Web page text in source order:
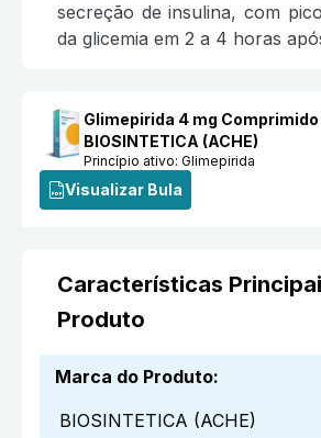
secreção de insulina, com
da glicemia em 2 a 4 horas
Glimepirida 4 mg
BIOSINTETICA (ACHE)
Princípio ativo:Glimepirida
Visualizar Bula
Características
Produto
Marca do Produto:
BIOSINTETICA (ACHE)